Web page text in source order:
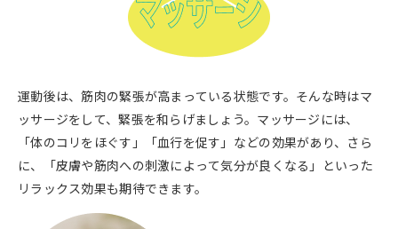
運動後は、筋肉の緊張が高まっている状態です。そんな時はマ
ッサージをして、緊張を和らげましょう。マッサージには、
「体のコリをほぐす」「血行を促す」などの効果があり、さら
に、「皮膚や筋肉への刺激によって気分が良くなる」といった
リラックス効果も期待できます。